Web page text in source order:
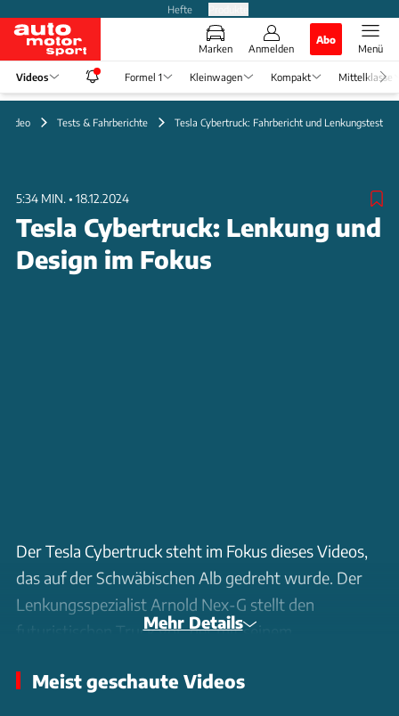
Hefte
Marken Anmelden
Abo
Menü
Videos Formel 1 Kleinwagen Kompakt Mittelklasse
Video Tests & Fahrberichte Tesla Cybertruck: Fahrbericht und Lenkungstest
5:34 MIN. • 18.12.2024
Tesla Cybertruck: Lenkung und
Design im Fokus
Der Tesla Cybertruck steht im Fokus dieses Videos,
das auf der Schwäbischen Alb gedreht wurde. Der
Lenkungsspezialist Arnold Nex-G stellt den
futuristischen Truck vor, der mit seinem
auffällt. Die Lenkung des Cybertrucks ist begrenzt
Mehr Details
Meist geschaute Videos